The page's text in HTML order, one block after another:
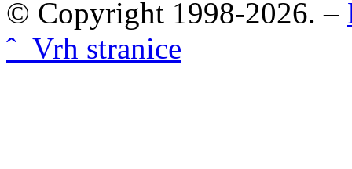
© Copyright 1998-2026. –
ˆ Vrh stranice